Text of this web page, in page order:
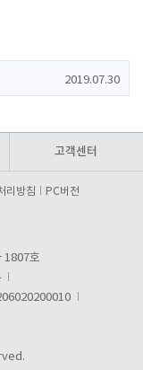
2019.07.30
고객센터
리방침 PC버전
1807호